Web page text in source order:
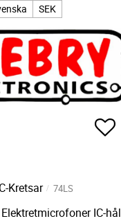
SEK
Kretsar 74LS
IC-